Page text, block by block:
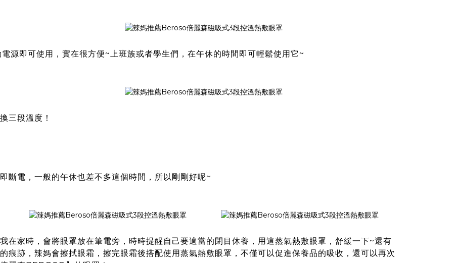
源即可使用，實在很方便~上班族或者學生們，在午休的時間即可輕鬆使用它~
三段溫度！
斷電，一般的午休也差不多這個時間，所以剛剛好呢~
在家時，會將眼罩放在筆電旁，時時提醒自己要適當的閉目休養，用這蒸氣熱敷眼罩，舒緩一下~還有
痕跡，辣媽會擦拭眼霜，擦完眼霜後搭配使用蒸氣熱敷眼罩，不僅可以促進保養品的吸收，還可以再次